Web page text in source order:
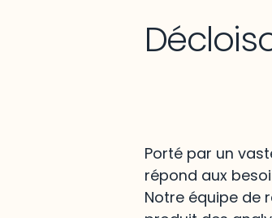
Porté par un
répond aux
Notre équipe de